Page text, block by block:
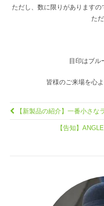
ただし、数に限りがあります
た
目印はブル
皆様のご来場を心
【新製品の紹介】一番小さな
【告知】